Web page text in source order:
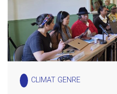
CLIMAT GENRE